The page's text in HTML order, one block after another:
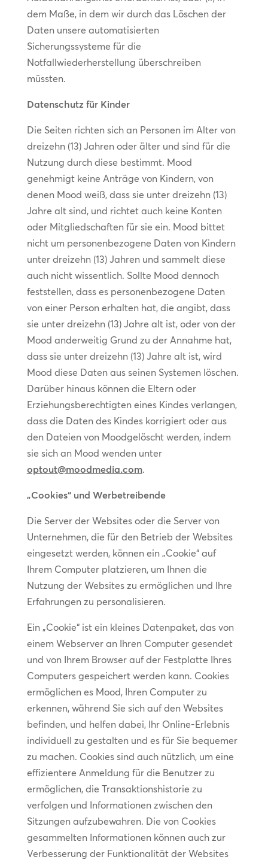
dem Maße, in dem wir durch das Löschen der
Daten unsere automatisierten
Sicherungssysteme für die
Notfallwiederherstellung überschreiben
müssten.
Datenschutz für Kinder
Die Seiten richten sich an Personen im Alter von
dreizehn (13) Jahren oder älter und sind für die
Nutzung durch diese bestimmt. Mood
genehmigt keine Anträge von Kindern, von
denen Mood weiß, dass sie unter dreizehn (13)
Jahre alt sind, und richtet auch keine Konten
oder Mitgliedschaften für sie ein. Mood bittet
nicht um personenbezogene Daten von Kindern
unter dreizehn (13) Jahren und sammelt diese
auch nicht wissentlich. Sollte Mood dennoch
feststellen, dass es personenbezogene Daten
von einer Person erhalten hat, die angibt, dass
sie unter dreizehn (13) Jahre alt ist, oder von der
Mood anderweitig Grund zu der Annahme hat,
dass sie unter dreizehn (13) Jahre alt ist, wird
Mood diese Daten aus seinen Systemen löschen.
Darüber hinaus können die Eltern oder
Erziehungsberechtigten eines Kindes verlangen,
dass die Daten des Kindes korrigiert oder aus
den Dateien von Moodgelöscht werden, indem
sie sich an Mood wenden unter
optout@moodmedia.com.
„Cookies“ und Werbetreibende
Die Server der Websites oder die Server von
Unternehmen, die für den Betrieb der Websites
eingesetzt werden, können ein „Cookie“ auf
Ihrem Computer platzieren, um Ihnen die
Nutzung der Websites zu ermöglichen und Ihre
Erfahrungen zu personalisieren.
Ein „Cookie“ ist ein kleines Datenpaket, das von
einem Webserver an Ihren Computer gesendet
und von Ihrem Browser auf der Festplatte Ihres
Computers gespeichert werden kann. Cookies
ermöglichen es Mood, Ihren Computer zu
erkennen, während Sie sich auf den Websites
befinden, und helfen dabei, Ihr Online-Erlebnis
individuell zu gestalten und es für Sie bequemer
zu machen. Cookies sind auch nützlich, um eine
effizientere Anmeldung für die Benutzer zu
ermöglichen, die Transaktionshistorie zu
verfolgen und Informationen zwischen den
Sitzungen aufzubewahren. Die von Cookies
gesammelten Informationen können auch zur
Verbesserung der Funktionalität der Websites